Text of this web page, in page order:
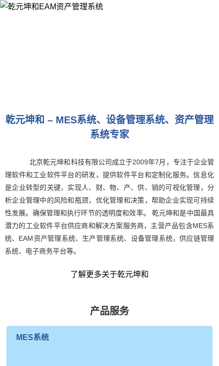
乾元坤和 – MES系统、设备管理系统、资产管理
系统专家
北京乾元坤和科技有限公司成立于2009年7月，专注于企业管
理软件和工业软件平台的研发，提供软件平台和定制化服务。信息化
是企业转型的关键，实现人、财、物、产、供、销的可视化管理，分
析企业管理中的风险和瓶颈，优化管理和决策，帮助企业实现可持续
性发展。确保管理和执行环节的透明度和效率。 乾元坤和是中国最具
潜力的工业软件平台供应商和解决方案服务商，主营产品包含MES系
统、EAM资产管理系统、生产管理系统、设备管理系统，供应链管理
系统、电子商务平台等。
了解更多关于乾元坤和
产品服务
MES系统